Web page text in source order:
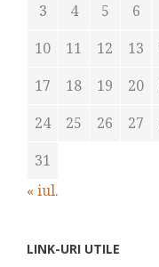
3
4 5 6
10
11 12 13
17
18 19 20
24
25 26 27
31
« iul.
LINK-URI UTILE